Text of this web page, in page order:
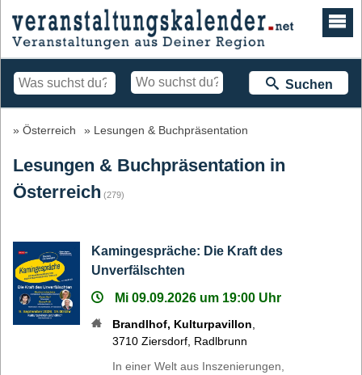
Suchen
Österreich Lesungen & Buchpräsentation
Lesungen & Buchpräsentation in
Österreich (279)
Kamingespräche: Die Kraft des
Unverfälschten
Mi 09.09.2026 um 19:00 Uhr
Brandlhof, Kulturpavillon
3710 Ziersdorf Radlbrunn
In einer Welt aus Inszenierungen,